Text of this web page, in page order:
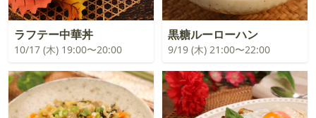
ラフテー中華丼
10/17 (木) 19:00〜20:00
黒糖ルーローハン
9/19 (木) 21:00〜22:00